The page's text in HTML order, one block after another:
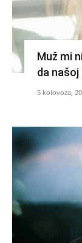
Muž mi
da
5 kolovoza,